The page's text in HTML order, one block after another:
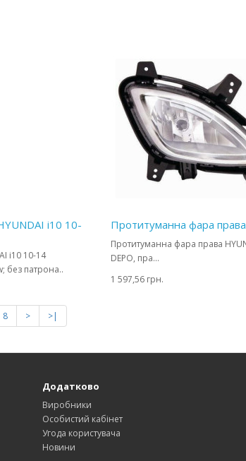
i10 10-
i10 10-14
без патрона..
Протитуманна фара
Протитуманна фара права
DEPO, пра...
1 597,56 грн.
8 > >|
Додатково
Виробники
Особистий кабінет
Угода користувача
Новини